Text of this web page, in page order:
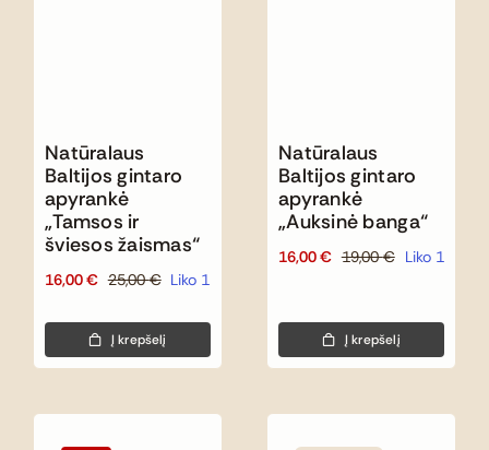
Natūralaus
Baltijos gintaro
apyrankė
„Tamsos ir
šviesos žaismas“
25,00€
Original
was:
25,00 €.
16,00€
Current
is:
16,00 €.
Liko 1
Į krepšelį
Natūralaus
Baltijos gintaro
apyrankė
„Auksinė banga“
19,00€
Original
19,00 €.
16,00€
Current
16,00 €.
Liko 1
Į krepšelį